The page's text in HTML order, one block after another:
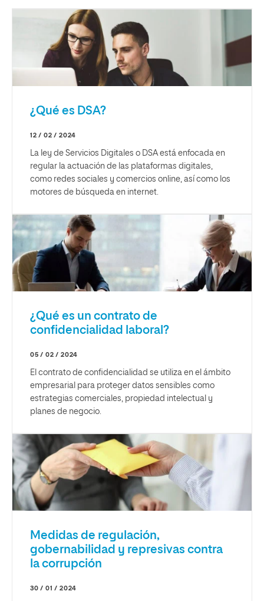
¿Qué es DSA?
12 / 02 / 2024
La ley de Servicios Digitales o DSA está enfocada en
regular la actuación de las plataformas digitales,
como redes sociales y comercios online, así como los
motores de búsqueda en internet.
¿Qué es un contrato de
confidencialidad laboral?
05 / 02 / 2024
El contrato de confidencialidad se utiliza en el ámbito
empresarial para proteger datos sensibles como
estrategias comerciales, propiedad intelectual y
planes de negocio.
Medidas de regulación,
gobernabilidad y represivas contra
la corrupción
30 / 01 / 2024